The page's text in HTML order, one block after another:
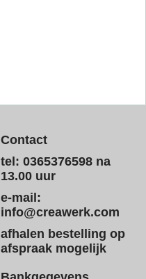
Contact
tel: 0365376598 na
13.00 uur
e-mail:
info@creawerk.com
afhalen bestelling op
afspraak mogelijk